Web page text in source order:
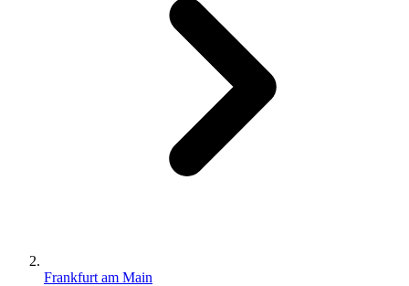
Frankfurt am Main